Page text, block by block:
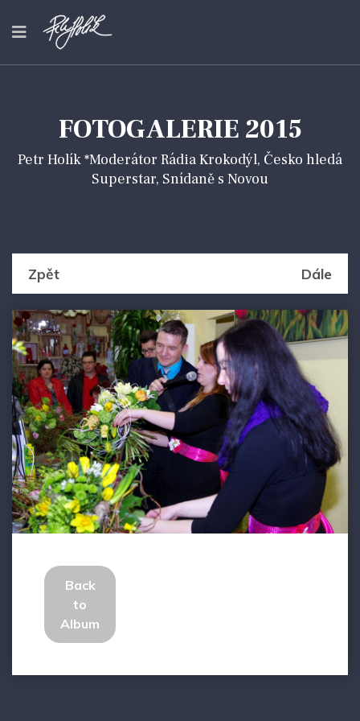
FOTOGALERIE 2015
Petr Holík *Moderátor Rádia Krokodýl, Česko hledá
Superstar, Snídaně s Novou
Zpět Dále
Back
to
Album